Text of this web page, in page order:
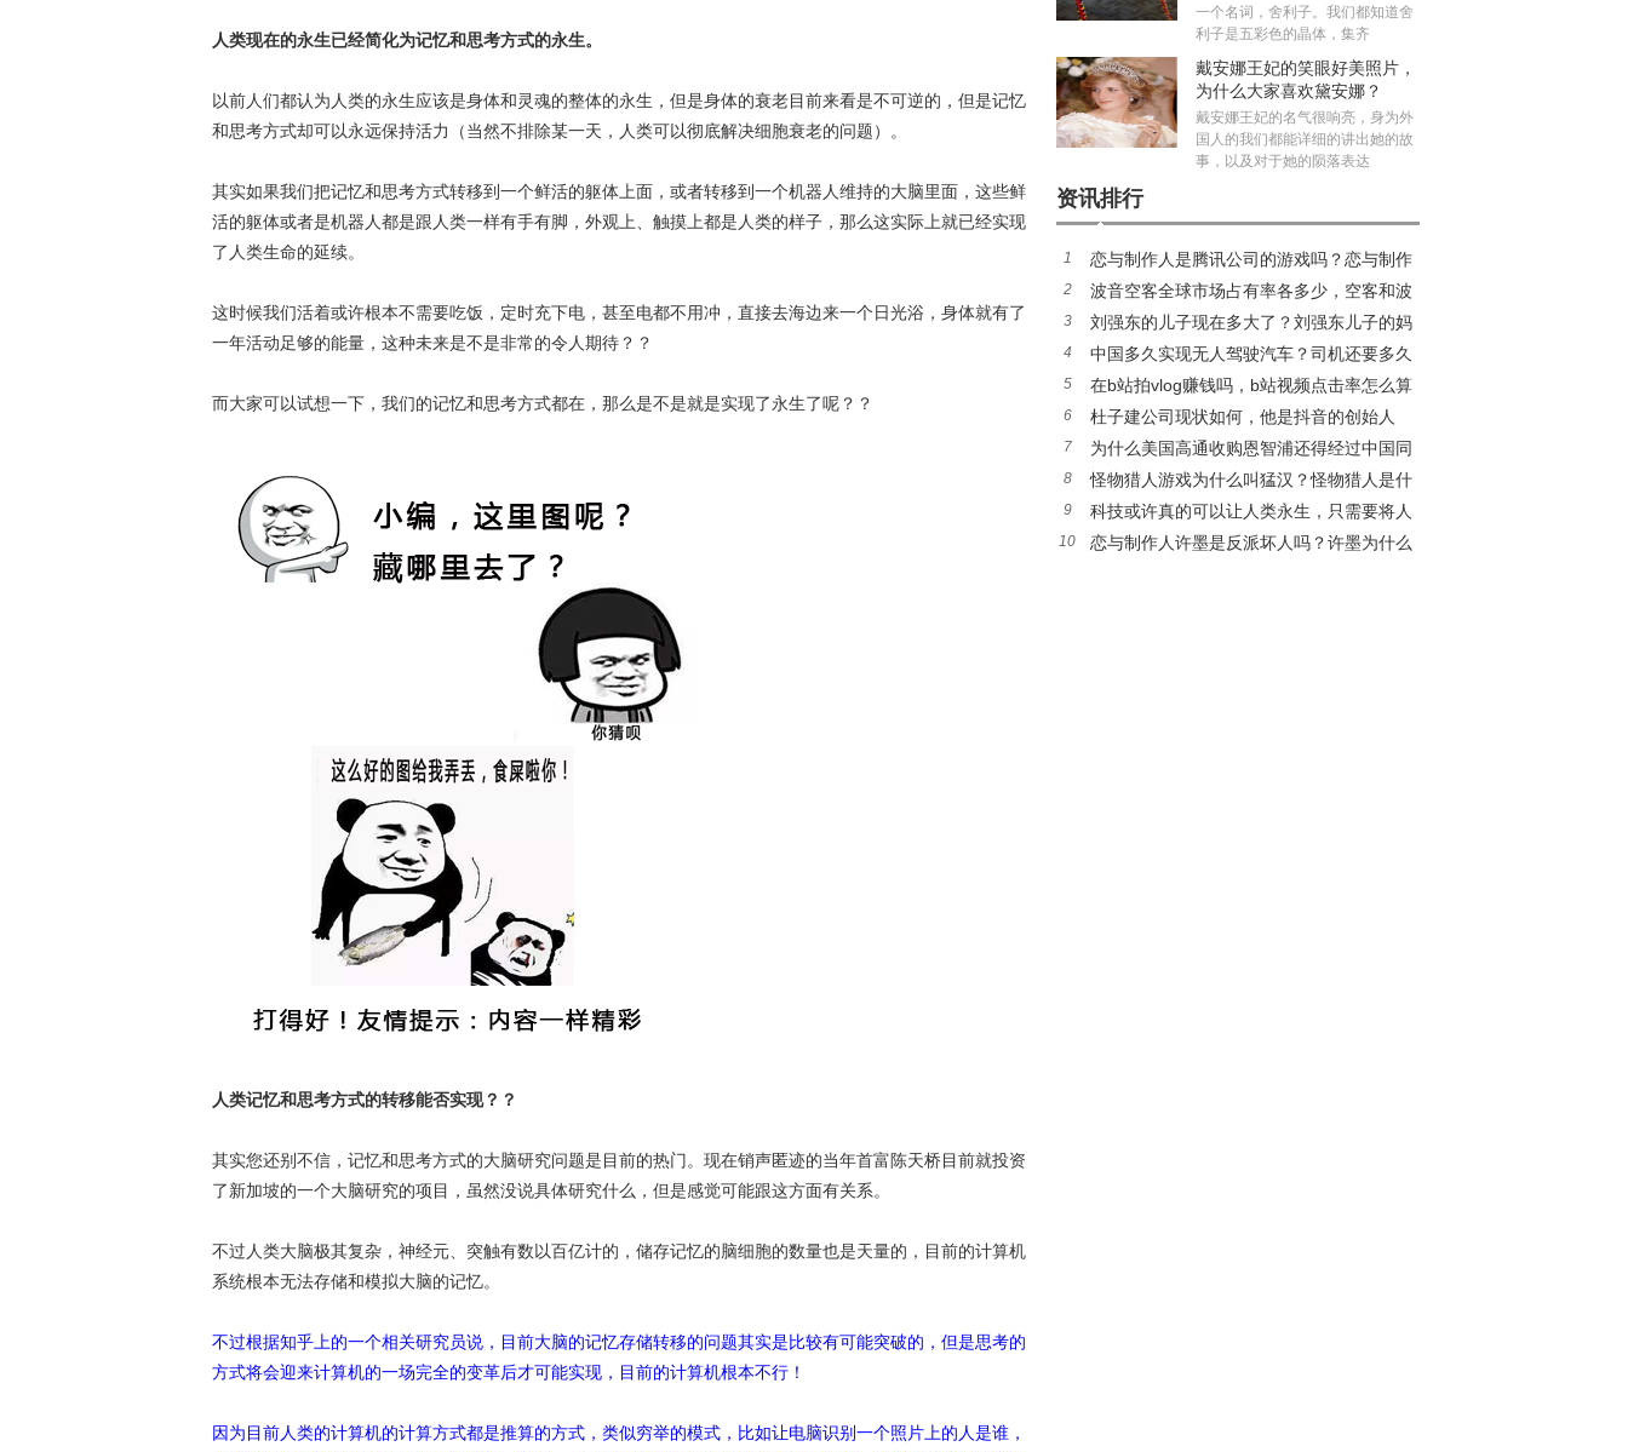
人类现在的永生已经简化为记忆和思考方式的永生。
以前人们都认为人类的永生应该是身体和灵魂的整体的永生，但是身体的衰老目前来看是不可逆的，但是记忆
和思考方式却可以永远保持活力（当然不排除某一天，人类可以彻底解决细胞衰老的问题）。
其实如果我们把记忆和思考方式转移到一个鲜活的躯体上面，或者转移到一个机器人维持的大脑里面，这些鲜
活的躯体或者是机器人都是跟人类一样有手有脚，外观上、触摸上都是人类的样子，那么这实际上就已经实现
了人类生命的延续。
这时候我们活着或许根本不需要吃饭，定时充下电，甚至电都不用冲，直接去海边来一个日光浴，身体就有了
一年活动足够的能量，这种未来是不是非常的令人期待？？
而大家可以试想一下，我们的记忆和思考方式都在，那么是不是就是实现了永生了呢？？
人类记忆和思考方式的转移能否实现？？
其实您还别不信，记忆和思考方式的大脑研究问题是目前的热门。现在销声匿迹的当年首富陈天桥目前就投资
了新加坡的一个大脑研究的项目，虽然没说具体研究什么，但是感觉可能跟这方面有关系。
不过人类大脑极其复杂，神经元、突触有数以百亿计的，储存记忆的脑细胞的数量也是天量的，目前的计算机
系统根本无法存储和模拟大脑的记忆。
不过根据知乎上的一个相关研究员说，目前大脑的记忆存储转移的问题其实是比较有可能突破的，但是思考的
方式将会迎来计算机的一场完全的变革后才可能实现，目前的计算机根本不行！
因为目前人类的计算机的计算方式都是推算的方式，类似穷举的模式，比如让电脑识别一个照片上的人是谁，
一个名词，舍利子。我们都知道舍
利子是五彩色的晶体，集齐
戴安娜王妃的笑眼好美照片，
为什么大家喜欢黛安娜？
戴安娜王妃的名气很响亮，身为外
国人的我们都能详细的讲出她的故
事，以及对于她的陨落表达
资讯排行
1
恋与制作人是腾讯公司的游戏吗？恋与制作
人加不了好友咋回事
2
波音空客全球市场占有率各多少，空客和波
音的乘坐感受哪个好？
3
刘强东的儿子现在多大了？刘强东儿子的妈
妈是龚晓京吗
4
中国多久实现无人驾驶汽车？司机还要多久
被无人驾驶取代
5
在b站拍vlog赚钱吗，b站视频点击率怎么算
钱？
6
杜子建公司现状如何，他是抖音的创始人
吗？
7
为什么美国高通收购恩智浦还得经过中国同
意才行？通俗一点说给你听
8
怪物猎人游戏为什么叫猛汉？怪物猎人是什
么类型的游戏
9
科技或许真的可以让人类永生，只需要将人
类的思考方式和记忆转移即可！
10
恋与制作人许墨是反派坏人吗？许墨为什么